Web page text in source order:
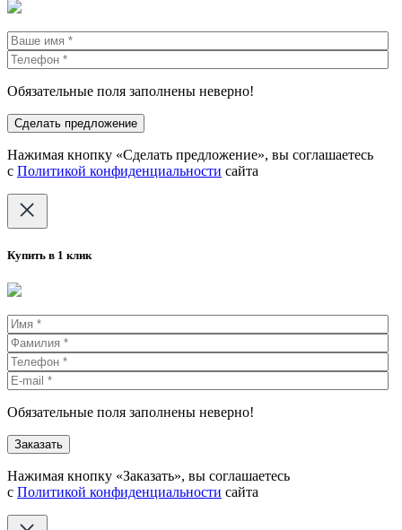
Обязательные поля заполнены неверно!
Нажимая кнопку «Сделать предложение», вы соглашаетесь
с Политикой конфиденциальности сайта
Купить в 1 клик
Обязательные поля заполнены неверно!
Нажимая кнопку «Заказать», вы соглашаетесь
с Политикой конфиденциальности сайта